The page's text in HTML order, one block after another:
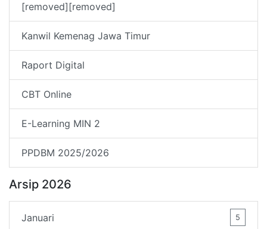
[removed][removed]
Kanwil Kemenag Jawa Timur
Raport Digital
CBT Online
E-Learning MIN 2
PPDBM 2025/2026
Arsip 2026
Januari 5